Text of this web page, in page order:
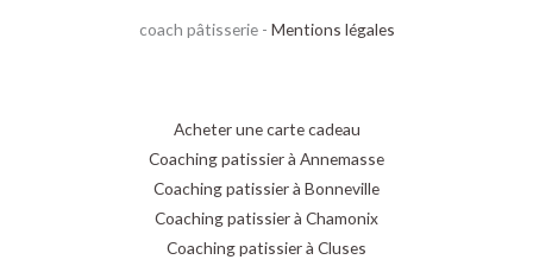
coach pâtisserie - Mentions légales
Acheter une carte cadeau
Coaching patissier à Annemasse
Coaching patissier à Bonneville
Coaching patissier à Chamonix
Coaching patissier à Cluses